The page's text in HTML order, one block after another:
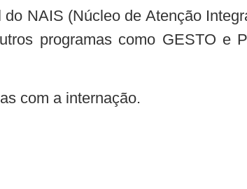
NAIS (Núcleo de Atenção
programas como GESTO e
com a internação.